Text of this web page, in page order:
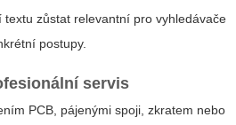
zůstat relevantní pro vyhledávače
postupy.
servis
PCB, pájenými spoji, zkratem nebo